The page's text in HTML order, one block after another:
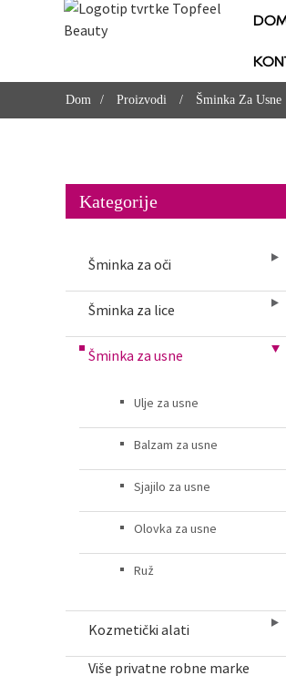
Dom Proizvodi Šminka Za Usne
Kategorije
Šminka za oči
Šminka za lice
Šminka za usne
Ulje za usne
Balzam za usne
Sjajilo za usne
Olovka za usne
Ruž
Kozmetički alati
Više privatne robne marke